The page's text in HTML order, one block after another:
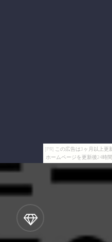
[PR] この広告は3ヶ月以上更
ホームページを更新後24時